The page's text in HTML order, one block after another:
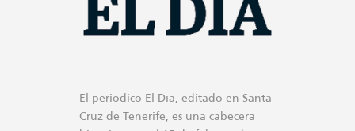
El periódico El Día, editado en Santa
Cruz de Tenerife, es una cabecera